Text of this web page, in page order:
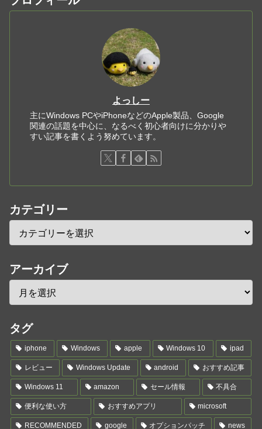
よっしー
主にWindows PCやiPhoneなどのApple製品、Google
関連の話題を中心に、なるべく初心者向けに分かりや
すい記事を書くよう努めています。
カテゴリー
アーカイブ
タグ
iphone Windows apple Windows 10 ipad
レビュー Windows Update android おすすめ記事
Windows 11 amazon セール情報 不具合
便利な使い方 おすすめアプリ microsoft
RECOMMENDED google オプションパッチ news